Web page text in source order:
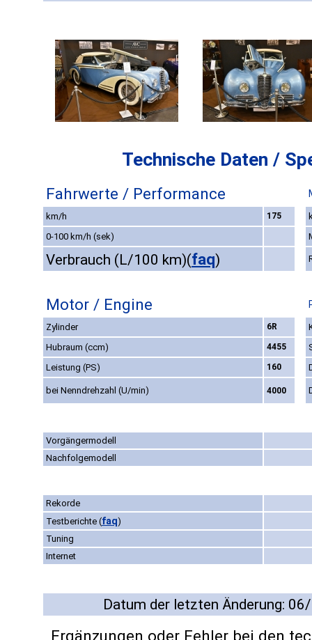
Technische Daten /
Fahrwerte / Performance
km/h 175
0-100 km/h (sek)
Verbrauch (L/100 km)(faq)
Motor / Engine
Zylinder 6R
Hubraum (ccm)
4455
Leistung (PS)
160
bei Nenndrehzahl (U/min) 4000
Vorgängermodell
Nachfolgemodell
Rekorde
Testberichte (faq)
Tuning
Internet
Datum der letzten Änderung:
Ergänzungen oder Fehler bei den